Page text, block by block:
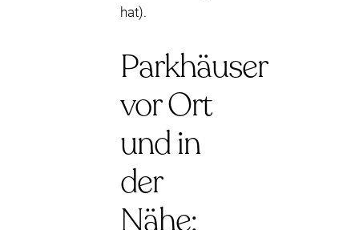
hat).
Parkhäuser
vor Ort
und in
der
Nähe: